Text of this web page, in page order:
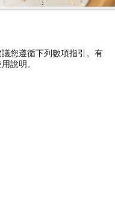
您遵循下列數項指引。有
說明。